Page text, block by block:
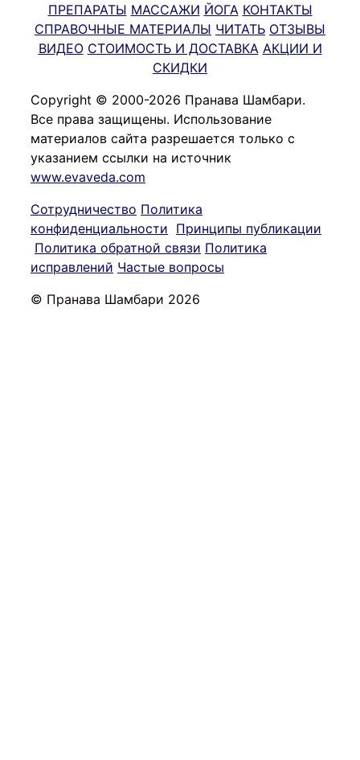
ПРЕПАРАТЫ МАССАЖИ ЙОГА КОНТАКТЫ
СПРАВОЧНЫЕ МАТЕРИАЛЫ ЧИТАТЬ ОТЗЫВЫ
ВИДЕО СТОИМОСТЬ И ДОСТАВКА АКЦИИ И
СКИДКИ
Copyright © 2000-2026 Пранава Шамбари.
Все права защищены. Использование
материалов сайта разрешается только с
указанием ссылки на источник
www.evaveda.com
Сотрудничество Политика
конфиденциальности Принципы публикации
Политика обратной связи Политика
исправлений Частые вопросы
© Пранава Шамбари 2026